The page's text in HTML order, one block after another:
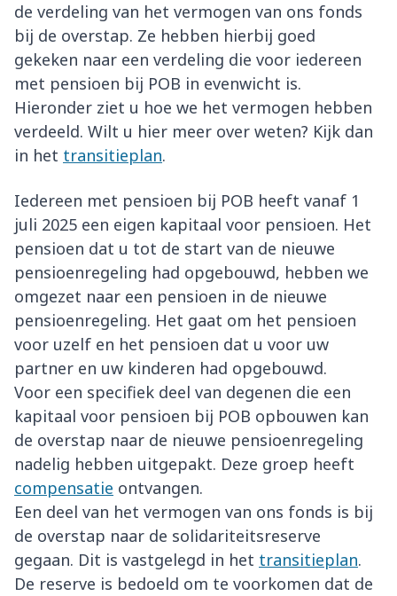
de verdeling van het vermogen van ons fonds
bij de overstap. Ze hebben hierbij goed
gekeken naar een verdeling die voor iedereen
met pensioen bij POB in evenwicht is.
Hieronder ziet u hoe we het vermogen hebben
verdeeld. Wilt u hier meer over weten? Kijk dan
in het transitieplan.
Iedereen met pensioen bij POB heeft vanaf 1
juli 2025 een eigen kapitaal voor pensioen. Het
pensioen dat u tot de start van de nieuwe
pensioenregeling had opgebouwd, hebben we
omgezet naar een pensioen in de nieuwe
pensioenregeling. Het gaat om het pensioen
voor uzelf en het pensioen dat u voor uw
partner en uw kinderen had opgebouwd.
Voor een specifiek deel van degenen die een
kapitaal voor pensioen bij POB opbouwen kan
de overstap naar de nieuwe pensioenregeling
nadelig hebben uitgepakt. Deze groep heeft
compensatie ontvangen.
Een deel van het vermogen van ons fonds is bij
de overstap naar de solidariteitsreserve
gegaan. Dit is vastgelegd in het transitieplan.
De reserve is bedoeld om te voorkomen dat de